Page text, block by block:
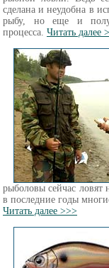
сделана и неудобна в
рыбу, но еще и
процесса. Читать далее
рыболовы сейчас ловят
в последние годы
Читать далее >>>